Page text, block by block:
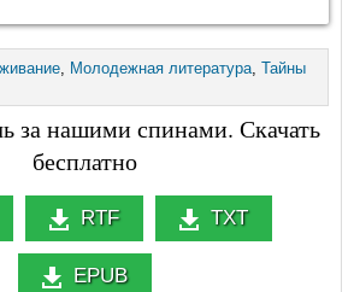
, Молодежная литература, Тайны
за нашими спинами. Скачать
бесплатно
RTF TXT
EPUB